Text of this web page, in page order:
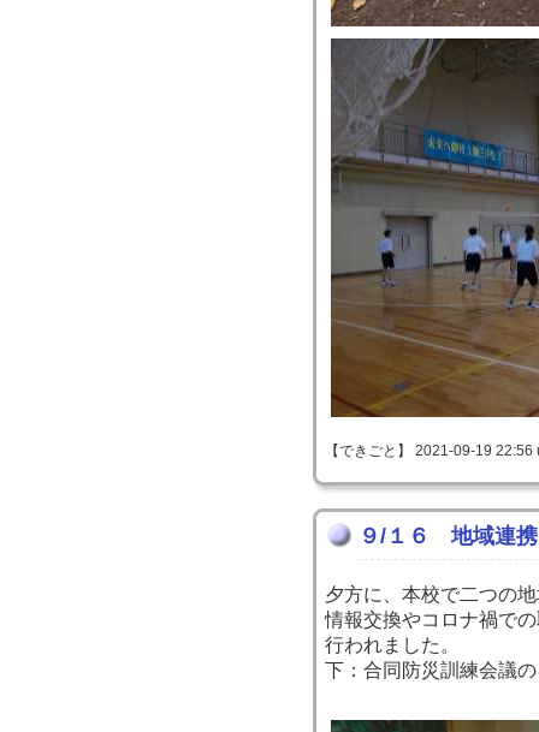
【できごと】 2021-09-19
９/１６ 地域連携
夕方に、本校で二つの
情報交換やコロナ禍で
行われました。
下：合同防災訓練会議